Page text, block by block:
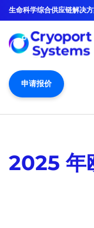
生命科学综合供应链解决
申请报价
2025 年